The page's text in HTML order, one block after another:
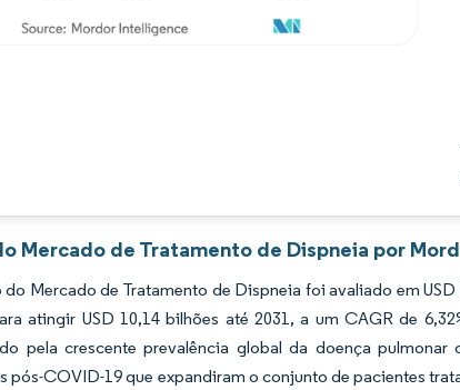
Mercado de Tratamento de Dispneia por
Mercado de Tratamento de Dispneia foi avaliado em
atingir USD 10,14 bilhões até 2031, a um CAGR de
pela crescente prevalência global da doença
pós-COVID-19 que expandiram o conjunto de pacientes